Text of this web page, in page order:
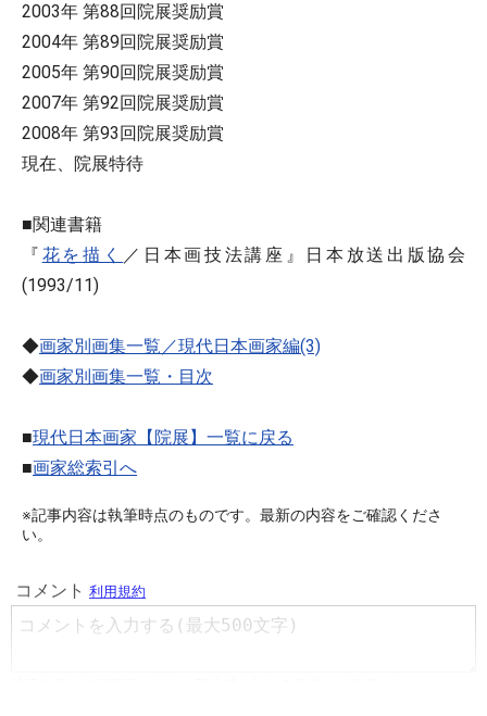
2003年 第88回院展奨励賞
2004年 第89回院展奨励賞
2005年 第90回院展奨励賞
2007年 第92回院展奨励賞
2008年 第93回院展奨励賞
現在、院展特待
■関連書籍
『 花を描く ／日本画技法講座』日本放送出版協会
(1993/11)
◆画家別画集一覧／現代日本画家編(3)
◆画家別画集一覧・目次
■現代日本画家【院展】一覧に戻る
■画家総索引へ
※記事内容は執筆時点のものです。最新の内容をご確認くださ
い。